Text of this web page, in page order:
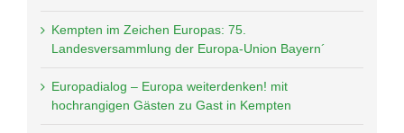
Kempten im Zeichen Europas: 75.
Landesversammlung der Europa-Union Bayern´
Europadialog – Europa weiterdenken! mit
hochrangigen Gästen zu Gast in Kempten